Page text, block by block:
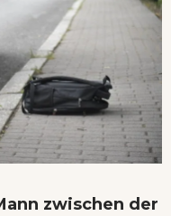
zwischen der